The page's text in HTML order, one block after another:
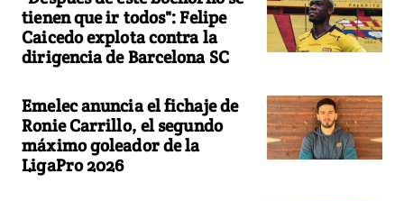
tienen que ir todos": Felipe
Caicedo explota contra la
dirigencia de Barcelona SC
Emelec anuncia el fichaje de
Ronie Carrillo, el segundo
máximo goleador de la
LigaPro 2026